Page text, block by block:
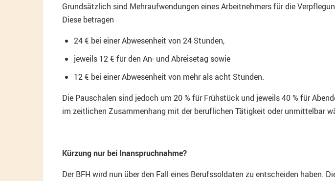
Grundsätzlich sind Mehraufwendungen eines Arbeitnehmers für die
Diese betragen
24 € bei einer Abwesenheit von 24 Stunden,
jeweils 12 € für den An- und Abreisetag sowie
12 € bei einer Abwesenheit von mehr als acht Stunden.
Die Pauschalen sind jedoch um 20 % für Frühstück und jeweils 40 % für
im zeitlichen Zusammenhang mit der beruflichen Tätigkeit oder unmittelbar
Kürzung nur bei Inanspruchnahme?
Der BFH wird nun über den Fall eines Berufssoldaten zu entscheiden haben.